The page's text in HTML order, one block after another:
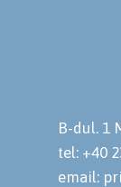
B-dul. 1
tel: +40
email: